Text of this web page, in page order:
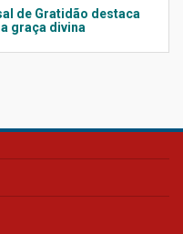
de Gratidão destaca
graça divina
foi o culto mensal